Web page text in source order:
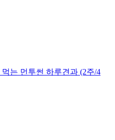
는 먼투썬 하루견과 (2주/4